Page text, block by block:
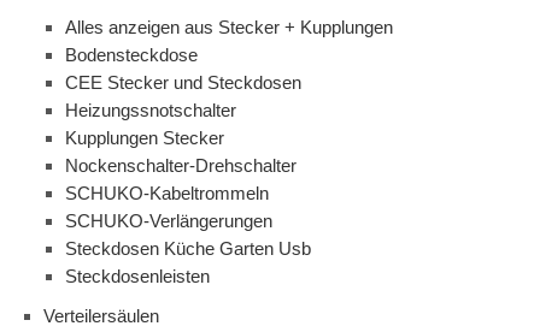
Alles anzeigen aus Stecker + Kupplungen
Bodensteckdose
CEE Stecker und Steckdosen
Heizungssnotschalter
Kupplungen Stecker
Nockenschalter-Drehschalter
SCHUKO-Kabeltrommeln
SCHUKO-Verlängerungen
Steckdosen Küche Garten Usb
Steckdosenleisten
Verteilersäulen